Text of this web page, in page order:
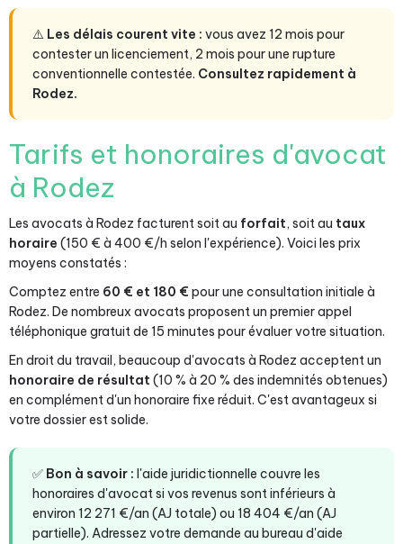
⚠️ Les délais courent vite : vous avez 12 mois pour
contester un licenciement, 2 mois pour une rupture
conventionnelle contestée. Consultez rapidement à
Rodez.
Tarifs et honoraires d'avocat
à Rodez
Les avocats à Rodez facturent soit au forfait, soit au taux
horaire (150 € à 400 €/h selon l'expérience). Voici les prix
moyens constatés :
Comptez entre 60 € et 180 € pour une consultation initiale à
Rodez. De nombreux avocats proposent un premier appel
téléphonique gratuit de 15 minutes pour évaluer votre situation.
En droit du travail, beaucoup d'avocats à Rodez acceptent un
honoraire de résultat (10 % à 20 % des indemnités obtenues)
en complément d'un honoraire fixe réduit. C'est avantageux si
votre dossier est solide.
✅ Bon à savoir : l'aide juridictionnelle couvre les
honoraires d'avocat si vos revenus sont inférieurs à
environ 12 271 €/an (AJ totale) ou 18 404 €/an (AJ
partielle). Adressez votre demande au bureau d'aide